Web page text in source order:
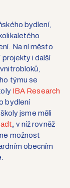
bydlení,
. Na níměsto
i další
týmu se
IBA Research
bydlení
jsme měli
, v níž rovněž
možnost
obecním